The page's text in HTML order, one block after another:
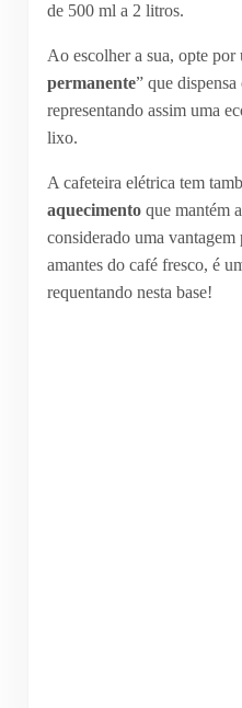
de 500 ml a 2 litros.
Ao escolher a sua, opte
permanente” que
representando assim uma
lixo.
A cafeteira elétrica tem
aquecimentoque mantém
considerado uma vantagem
amantes do café fresco, é
requentando nesta base!